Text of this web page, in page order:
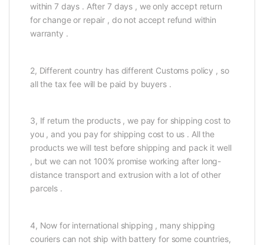
within 7 days . After 7 days , we only accept return
for change or repair , do not accept refund within
warranty .
2, Different country has different Customs policy , so
all the tax fee will be paid by buyers .
3, If return the products , we pay for shipping cost to
you , and you pay for shipping cost to us . All the
products we will test before shipping and pack it well
, but we can not 100% promise working after long-
distance transport and extrusion with a lot of other
parcels .
4, Now for international shipping , many shipping
couriers can not ship with battery for some countries,